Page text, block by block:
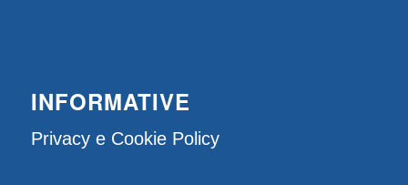
INFORMATIVE
Privacy e Cookie Policy